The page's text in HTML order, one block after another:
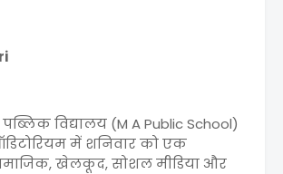
विद्यालय (M A Public School)
में शनिवार को एक
खेलकूद, सोशल मीडिया और